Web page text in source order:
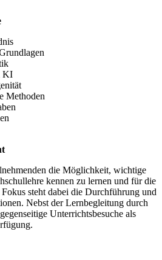
KI
Methoden
die Möglichkeit, wichtige
kennen zu lernen und für die
steht dabei die Durchführung und
Nebst der Lernbegleitung durch
Unterrichtsbesuche als